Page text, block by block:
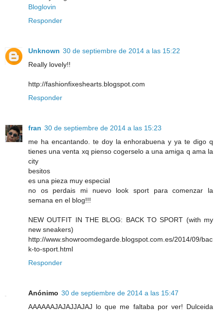
Bloglovin
Responder
Unknown 30 de septiembre de 2014 a las 15:22
Really lovely!!
http://fashionfixeshearts.blogspot.com
Responder
fran 30 de septiembre de 2014 a las 15:23
me ha encantando. te doy la enhorabuena y ya te digo q
tienes una venta xq pienso cogerselo a una amiga q ama la
city
besitos
es una pieza muy especial
no os perdais mi nuevo look sport para comenzar la
semana en el blog!!!
NEW OUTFIT IN THE BLOG: BACK TO SPORT (with my
new sneakers)
http://www.showroomdegarde.blogspot.com.es/2014/09/bac
k-to-sport.html
Responder
Anónimo 30 de septiembre de 2014 a las 15:47
AAAAAAJAJAJJAJAJ lo que me faltaba por ver! Dulceida